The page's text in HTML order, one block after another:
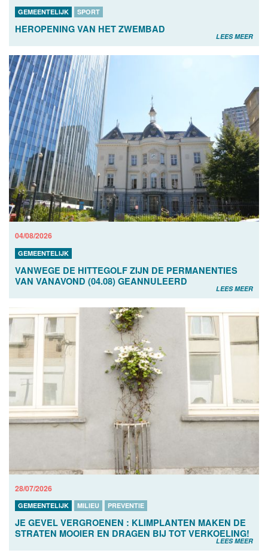
GEMEENTELIJK SPORT
HEROPENING VAN HET ZWEMBAD
LEES MEER
04/08/2026
GEMEENTELIJK
VANWEGE DE HITTEGOLF ZIJN DE PERMANENTIES
VAN VANAVOND (04.08) GEANNULEERD
LEES MEER
28/07/2026
GEMEENTELIJK MILIEU PREVENTIE
JE GEVEL VERGROENEN : KLIMPLANTEN MAKEN DE
STRATEN MOOIER EN DRAGEN BIJ TOT VERKOELING!
LEES MEER